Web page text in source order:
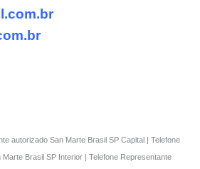
autorizado San Marte Brasil SP Capital | Telefone
Brasil SP Interior | Telefone Representante